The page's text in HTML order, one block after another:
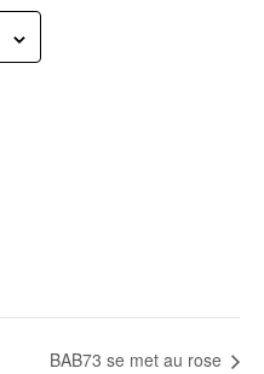
BAB73 se met au rose